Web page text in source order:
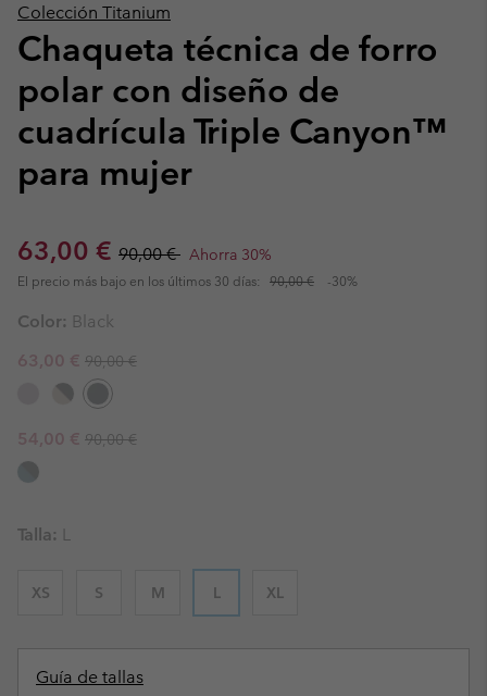
Colección Titanium
Chaqueta técnica de forro
polar con diseño de
cuadrícula Triple Canyon™
para mujer
Sale price:
63,00 € Regular price:
90,00 € Ahorra 30%
El precio más bajo en los últimos 30 días: 90,00 € -30%
Color: Black
Sale price:
63,00 € Regular price:
90,00 €
Sale price:
54,00 € Regular price:
90,00 €
Talla: L
XS S M L XL
Guía de tallas